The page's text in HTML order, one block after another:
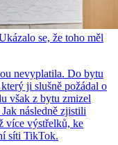
se, že toho měl
nevyplatila. Do bytu
ji slušně požádal o
však z bytu zmizel
následně zjistili
více výstřelků, ke
síti TikTok.